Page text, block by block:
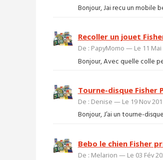
Bonjour, Jai recu un mobile
Recoller un jouet
De : PapyMomo — Le 11
Bonjour, Avec quelle colle
Tourne-disque Fisher
De : Denise — Le 19 Nov
Bonjour, J’ai un tourne-
Bebo le chien Fisher
De : Melarion — Le 03 Fév